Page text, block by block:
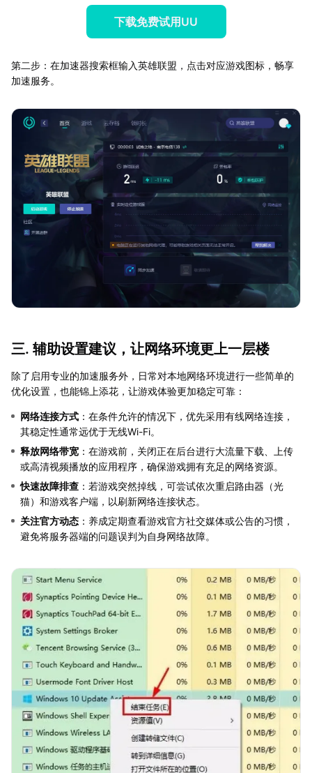
下载免费试用UU
第二步：在加速器搜索框输入英雄联盟，点击对应游戏图标，畅享
加速服务。
三. 辅助设置建议，让网络环境更上一层楼
除了启用专业的加速服务外，日常对本地网络环境进行一些简单的
优化设置，也能锦上添花，让游戏体验更加稳定可靠：
网络连接方式 ：在条件允许的情况下，优先采用有线网络连接，
其稳定性通常远优于无线Wi-Fi。
释放网络带宽 ：在游戏前，关闭正在后台进行大流量下载、上传
或高清视频播放的应用程序，确保游戏拥有充足的网络资源。
快速故障排查 ：若游戏突然掉线，可尝试依次重启路由器（光
猫）和游戏客户端，以刷新网络连接状态。
关注官方动态 ：养成定期查看游戏官方社交媒体或公告的习惯，
避免将服务器端的问题误判为自身网络故障。